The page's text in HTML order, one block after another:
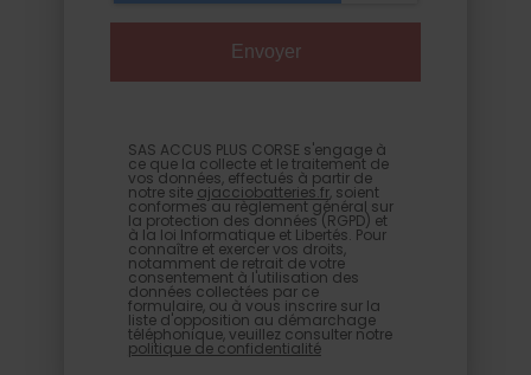
SAS ACCUS PLUS CORSE s'engage à
ce que la collecte et le traitement de
vos données, effectués à partir de
notre site ajacciobatteries.fr, soient
conformes au règlement général sur
la protection des données (RGPD) et
à la loi Informatique et Libertés. Pour
connaître et exercer vos droits,
notamment de retrait de votre
consentement à l'utilisation des
données collectées par ce
formulaire, ou à vous inscrire sur la
liste d'opposition au démarchage
téléphonique, veuillez consulter notre
politique de confidentialité